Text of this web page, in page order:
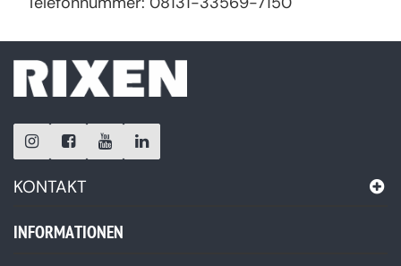
KONTAKT
INFORMATIONEN